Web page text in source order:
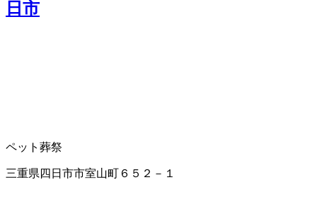
日市
ペット葬祭
三重県四日市市室山町６５２－１